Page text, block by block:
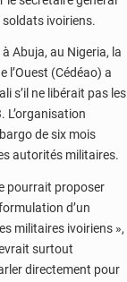
soldats ivoiriens.
Abuja, au Nigeria, la
l’Ouest (Cédéao) a
s’il ne libérait pas les
L’organisation
de six mois
autorités militaires.
pourrait proposer
d’un
militaires ivoiriens »,
surtout
directement pour